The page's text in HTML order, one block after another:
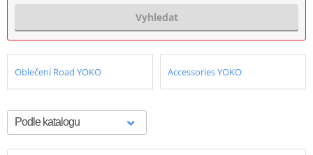
Vyhledat
Oblečení Road YOKO Accessories YOKO